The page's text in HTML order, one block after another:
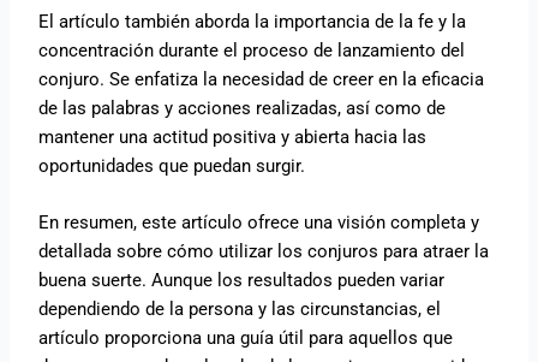
El artículo también aborda la importancia de la fe y la
concentración durante el proceso de lanzamiento del
conjuro. Se enfatiza la necesidad de creer en la eficacia
de las palabras y acciones realizadas, así como de
mantener una actitud positiva y abierta hacia las
oportunidades que puedan surgir.
En resumen, este artículo ofrece una visión completa y
detallada sobre cómo utilizar los conjuros para atraer la
buena suerte. Aunque los resultados pueden variar
dependiendo de la persona y las circunstancias, el
artículo proporciona una guía útil para aquellos que